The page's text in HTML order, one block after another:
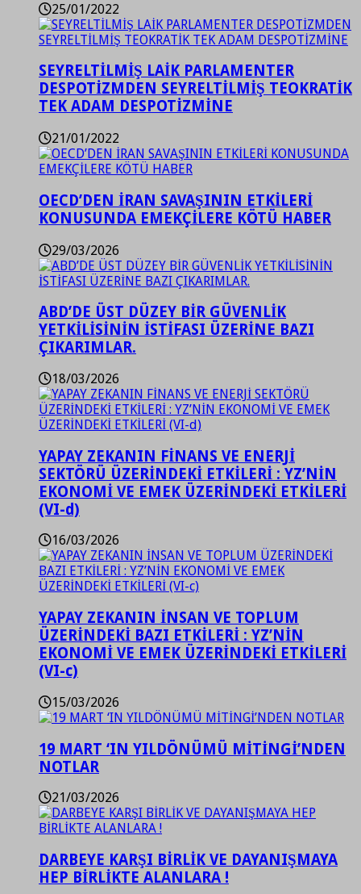
25/01/2022
SEYRELTİLMİŞ LAİK PARLAMENTER
DESPOTİZMDEN SEYRELTİLMİŞ TEOKRATİK
TEK ADAM DESPOTİZMİNE
21/01/2022
OECD’DEN İRAN SAVAŞININ ETKİLERİ
KONUSUNDA EMEKÇİLERE KÖTÜ HABER
29/03/2026
ABD’DE ÜST DÜZEY BİR GÜVENLİK
YETKİLİSİNİN İSTİFASI ÜZERİNE BAZI
ÇIKARIMLAR.
18/03/2026
YAPAY ZEKANIN FİNANS VE ENERJİ
SEKTÖRÜ ÜZERİNDEKİ ETKİLERİ : YZ’NİN
EKONOMİ VE EMEK ÜZERİNDEKİ ETKİLERİ
(VI-d)
16/03/2026
YAPAY ZEKANIN İNSAN VE TOPLUM
ÜZERİNDEKİ BAZI ETKİLERİ : YZ’NİN
EKONOMİ VE EMEK ÜZERİNDEKİ ETKİLERİ
(VI-c)
15/03/2026
19 MART ‘IN YILDÖNÜMÜ MİTİNGİ’NDEN
NOTLAR
21/03/2026
DARBEYE KARŞI BİRLİK VE DAYANIŞMAYA
HEP BİRLİKTE ALANLARA !